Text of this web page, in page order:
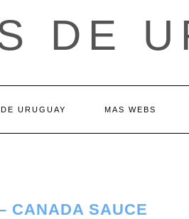
DE
URUGUAY MAS WEBS
CANADA SAUCE